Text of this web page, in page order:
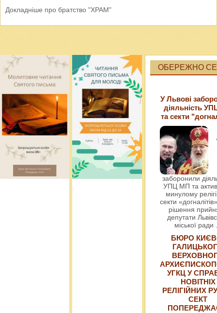
Докладніше про братство "ХРАМ"
ОБЕРЕЖНО
У Львові
діяльність
та секти
заборонили
УПЦ МП та
минулому
секти
рішення
депутати
міської ради
БЮРО
УГКЦ У
НОВІТНІХ
РЕЛІГІЙНИХ
СЕКТ